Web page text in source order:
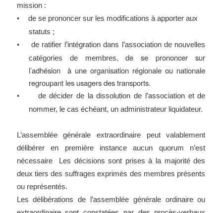
mission :
•
de se prononcer sur les modifications à apporter aux
statuts ;
•
de ratifier l’intégration dans l’association de nouvelles
catégories de membres, de se prononcer sur
l’adhésion à une organisation régionale ou nationale
regroupant les usagers des transports.
•
de décider de la dissolution de l’association et de
nommer, le cas échéant, un administrateur liquidateur.
L’assemblée générale extraordinaire peut valablement
délibérer en première instance aucun quorum n’est
nécessaire Les décisions sont prises à la majorité des
deux tiers des suffrages exprimés des membres présents
ou représentés.
Les délibérations de l’assemblée générale ordinaire ou